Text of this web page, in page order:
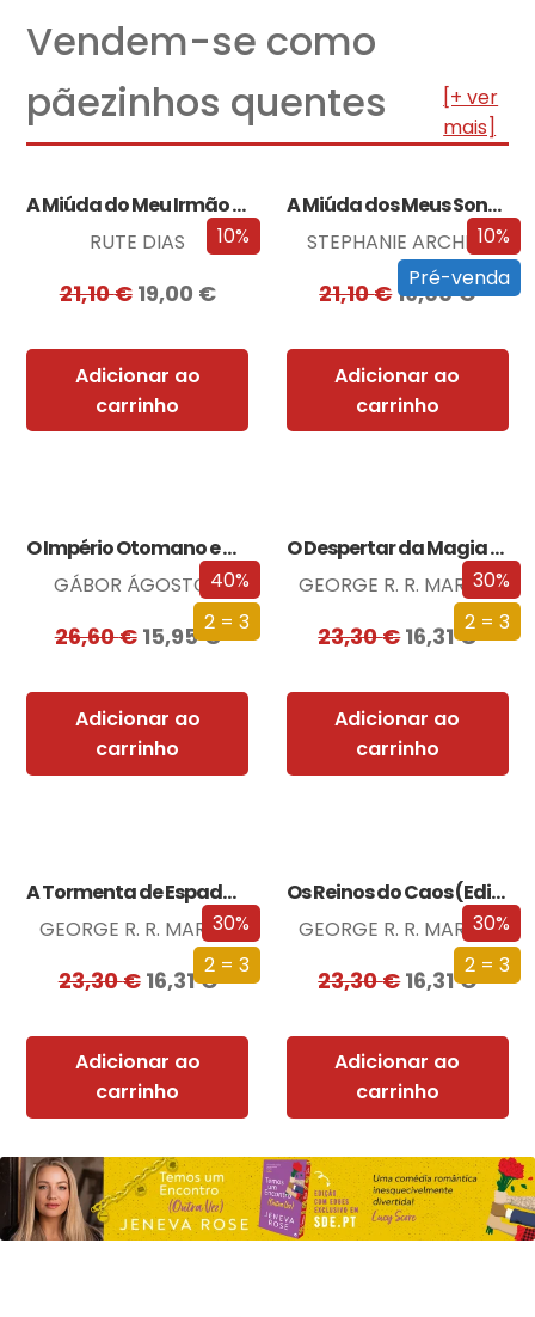
Vendem-se como
pãezinhos quentes
[+ ver
mais]
10%
A Miúda do Meu Irmão – Edição…
RUTE DIAS
21,10€ 19,00 €
Adicionar ao
carrinho
10%
Pré-venda
A Miúda dos Meus Sonhos – Edição…
STEPHANIE ARCHER
21,10€19,00€
Adicionar ao
carrinho
40%
2 = 3
O Império Otomano e a Conquista da…
GÁBOR ÁGOSTON
26,60€ 15,95€
Adicionar ao
carrinho
30%
2 = 3
O Despertar da Magia (Edição especial limitada)
GEORGE R. R. MARTIN
23,30€16,31€
Adicionar ao
carrinho
30%
2 = 3
A Tormenta de Espadas (Edição especial limitada)
GEORGE R. R. MARTIN
23,30€ 16,31€
Adicionar ao
carrinho
30%
2 = 3
Os Reinos do Caos (Edição especial limitada)
GEORGE R. R. MARTIN
23,30€16,31€
Adicionar ao
carrinho